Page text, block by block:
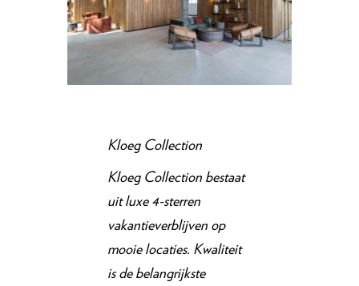
Kloeg Collection
Kloeg Collection bestaat
uit luxe 4-sterren
vakantieverblijven op
mooie locaties. Kwaliteit
is de belangrijkste